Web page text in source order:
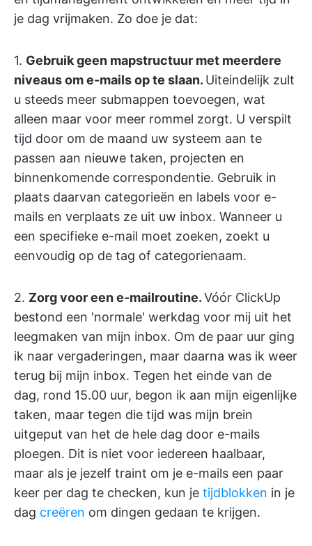
je dag vrijmaken. Zo doe je dat:
1. Gebruik geen mapstructuur met meerdere
niveaus om e-mails op te slaan. Uiteindelijk zult
u steeds meer submappen toevoegen, wat
alleen maar voor meer rommel zorgt. U verspilt
tijd door om de maand uw systeem aan te
passen aan nieuwe taken, projecten en
binnenkomende correspondentie. Gebruik in
plaats daarvan categorieën en labels voor e-
mails en verplaats ze uit uw inbox. Wanneer u
een specifieke e-mail moet zoeken, zoekt u
eenvoudig op de tag of categorienaam.
2. Zorg voor een e-mailroutine.Vóór ClickUp
bestond een 'normale' werkdag voor mij uit het
leegmaken van mijn inbox. Om de paar uur ging
ik naar vergaderingen, maar daarna was ik weer
terug bij mijn inbox. Tegen het einde van de
dag, rond 15.00 uur, begon ik aan mijn eigenlijke
taken, maar tegen die tijd was mijn brein
uitgeput van het de hele dag door e-mails
ploegen. Dit is niet voor iedereen haalbaar,
maar als je jezelf traint om je e-mails een paar
keer per dag te checken, kun je tijdblokken in je
dag creëren om dingen gedaan te krijgen.